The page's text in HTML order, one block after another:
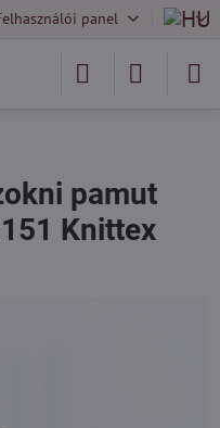
panel
pamut
Knittex